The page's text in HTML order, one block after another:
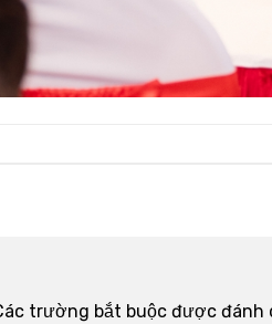
trường bắt buộc được đánh